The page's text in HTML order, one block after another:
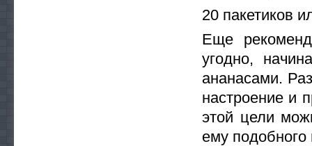
20 пакетиков
Еще
угодно,
ананасами.
настроение и
этой цели
ему подобного